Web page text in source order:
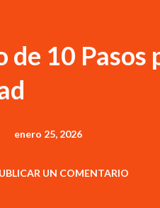
de 10 Pasos
enero 25, 2026
UN COMENTARIO